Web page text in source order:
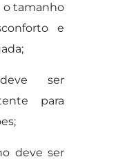
o tamanho
e
ser
para
deve ser